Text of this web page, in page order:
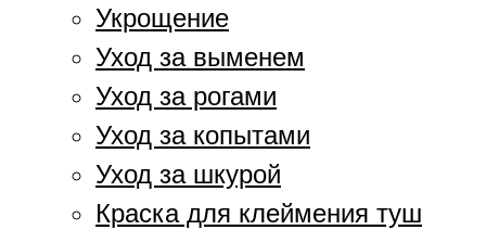
Укрощение
Уход за выменем
Уход за рогами
Уход за копытами
Уход за шкурой
Краска для клеймения туш